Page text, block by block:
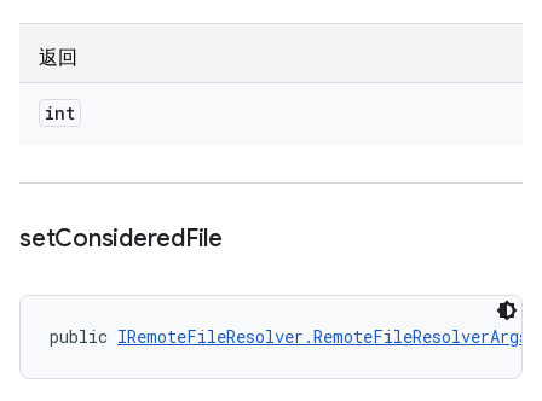
返回
int
setConsideredFile
public IRemoteFileResolver.RemoteFileResolverArgs